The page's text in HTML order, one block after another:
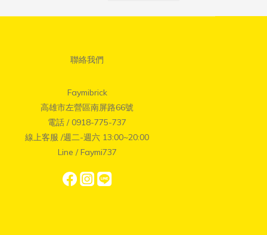
聯絡我們
Faymibrick
高雄市左營區南屏路66號
電話 / 0918-775-737
線上客服 /週二-週六 13:00~20:00
Line / Faymi737